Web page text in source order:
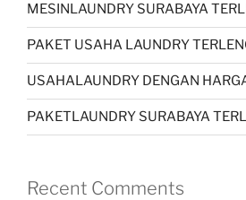
MESINLAUNDRY SURABAYA
PAKET USAHA LAUNDRY
USAHALAUNDRY DENGAN
PAKETLAUNDRY SURABAYA
Recent Comments